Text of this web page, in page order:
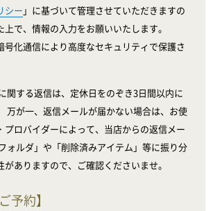
シー 」に基づいて管理させていただきますの
で、情報の入力をお願いいたします。
化通信により高度なセキュリティで保護さ
関する返信は、定休日をのぞき3日間以内に
万が一、返信メールが届かない場合は、お使
プロバイダーによって、当店からの返信メー
ォルダ」や「削除済みアイテム」等に振り分
ありますので、ご確認くださいませ。
予約】